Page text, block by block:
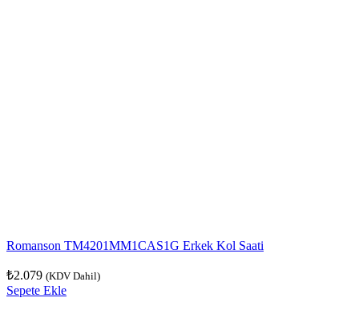
Romanson TM4201MM1CAS1G Erkek Kol Saati
₺2.079 (KDV Dahil)
Sepete Ekle